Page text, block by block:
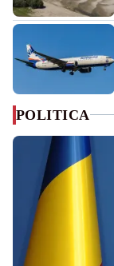
POLITICA